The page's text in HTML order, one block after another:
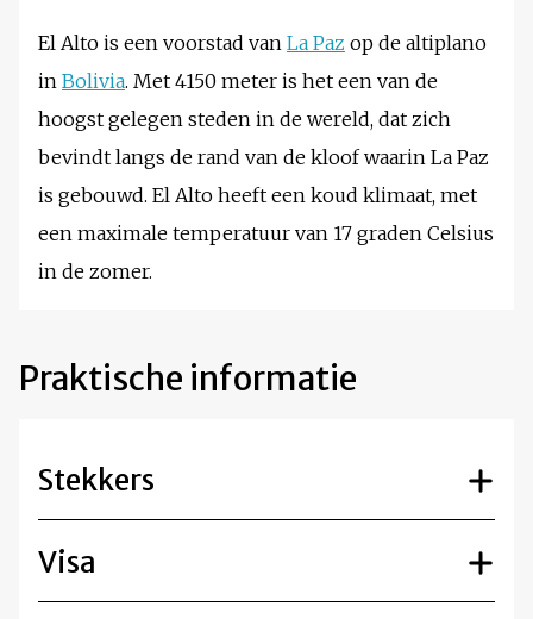
El Alto is een voorstad van La Paz op de altiplano
in Bolivia. Met 4150 meter is het een van de
hoogst gelegen steden in de wereld, dat zich
bevindt langs de rand van de kloof waarin La Paz
is gebouwd. El Alto heeft een koud klimaat, met
een maximale temperatuur van 17 graden Celsius
in de zomer.
Praktische informatie
Stekkers
Visa